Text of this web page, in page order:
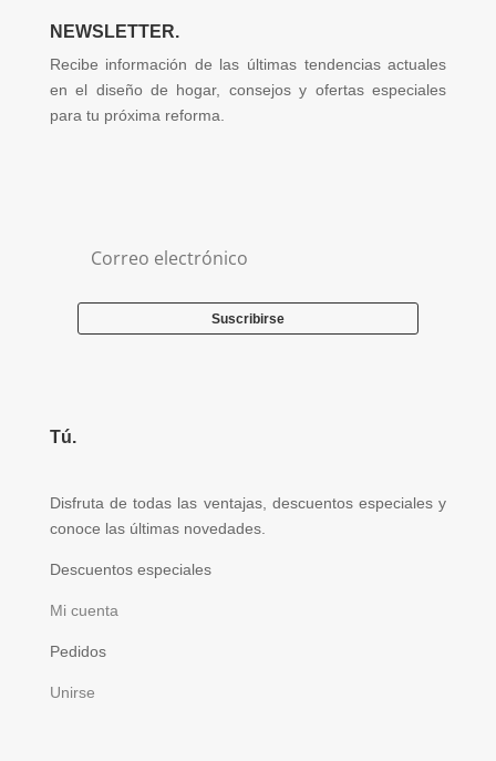
NEWSLETTER.
Recibe información de las últimas tendencias actuales
en el diseño de hogar, consejos y ofertas especiales
para tu próxima reforma.
Suscribirse
Tú.
Disfruta de todas las ventajas, descuentos especiales y
conoce las últimas novedades.
Descuentos especiales
Mi cuenta
Pedidos
Unirse